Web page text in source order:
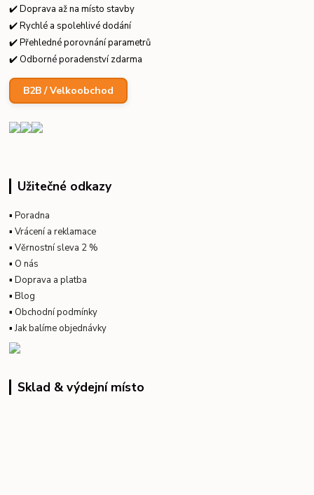
✔️ Doprava až na místo stavby
✔️ Rychlé a spolehlivé dodání
✔️ Přehledné porovnání parametrů
✔️ Odborné poradenství zdarma
B2B / Velkoobchod
Užitečné odkazy
▪Poradna
▪Vrácení a reklamace
▪Věrnostní sleva 2 %
▪ O nás
▪Doprava a platba
▪Blog
▪ Obchodní podmínky
▪Jak balíme objednávky
Sklad & výdejní místo